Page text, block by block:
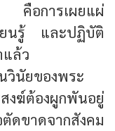
คือการเผยแผ่
นรู้ และปฏิบัติ
แล้ว
วินัยของพระ
งฆ์ต้องผูกพันอยู่
ขาดจากสังคม